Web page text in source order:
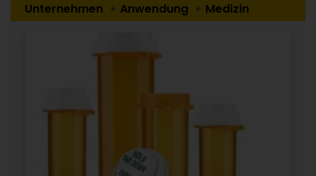
Unternehmen Anwendung Medizin